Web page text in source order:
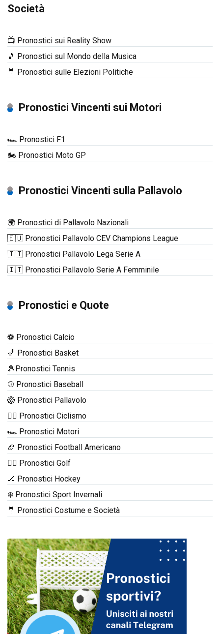
Società
📺 Pronostici sui Reality Show
🎵 Pronostici sul Mondo della Musica
🤵 Pronostici sulle Elezioni Politiche
Pronostici Vincenti sui Motori
🏎️ Pronostici F1
🏍️ Pronostici Moto GP
Pronostici Vincenti sulla Pallavolo
🌍 Pronostici di Pallavolo Nazionali
🇪🇺 Pronostici Pallavolo CEV Champions League
🇮🇹 Pronostici Pallavolo Lega Serie A
🇮🇹 Pronostici Pallavolo Serie A Femminile
Pronostici e Quote
⚽ Pronostici Calcio
🏀 Pronostici Basket
🎾Pronostici Tennis
⚾ Pronostici Baseball
🏐 Pronostici Pallavolo
🚴‍♂️ Pronostici Ciclismo
🏎️ Pronostici Motori
🏈 Pronostici Football Americano
🏌️‍♂️ Pronostici Golf
🏒 Pronostici Hockey
❄️ Pronostici Sport Invernali
🤵 Pronostici Costume e Società